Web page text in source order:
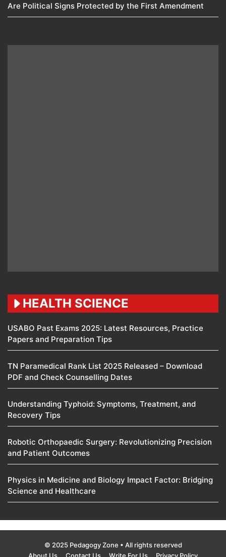
Are Political Signs Protected by the First Amendment​
HEALTH SCIENCE
USABO Past Exams 2025: Latest Resources, Practice
Papers and Preparation Tips
TN Paramedical Rank List 2025 Released – Download
PDF and Check Counselling Dates
Understanding Typhoid: Symptoms, Treatment, and
Recovery Tips
Robotic Orthopaedic Surgery: Revolutionizing Precision
and Patient Outcomes
Physics in Medicine and Biology Impact Factor: Bridging
Science and Healthcare
© 2025 Pedagogy Zone • All rights reserved
About Us
Contact Us Write For Us Privacy Policy